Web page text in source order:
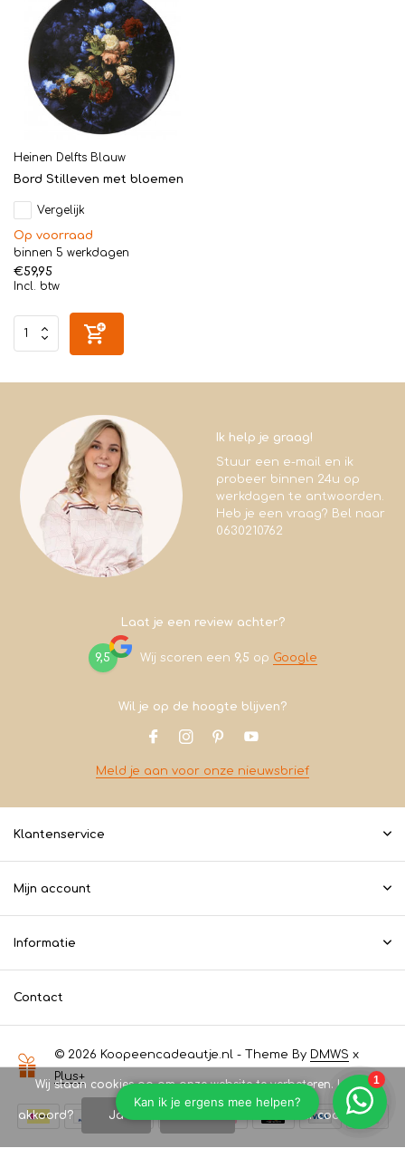
Heinen Delfts Blauw
Bord Stilleven met bloemen
Vergelijk
Op voorraad
binnen 5 werkdagen
€59,95
Incl. btw
Ik help je graag!
Stuur een e-mail en ik
probeer binnen 24u op
werkdagen te antwoorden.
Heb je een vraag? Bel naar
0630210762
Laat je een review achter?
9,5 Wij scoren een 9,5 op Google
Wil je op de hoogte blijven?
Meld je aan voor onze nieuwsbrief
Klantenservice
Mijn account
Informatie
Contact
© 2026 Koopeencadeautje.nl - Theme By DMWS x
Plus+
Wij slaan cookies op om onze website te verbeteren. Is dat
akkoord? Ja Meer over cookies »